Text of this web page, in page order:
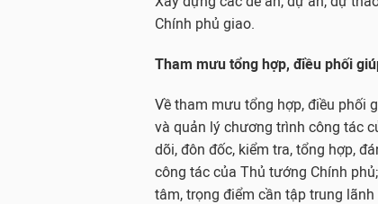
Chính phủ giao.
Tham mưu tổng hợp, điều phối
Về tham mưu tổng hợp, điều phối
và quản lý chương trình công tác
dõi, đôn đốc, kiểm tra, tổng hợp,
công tác của Thủ tướng Chính
tâm, trọng điểm cần tập trung